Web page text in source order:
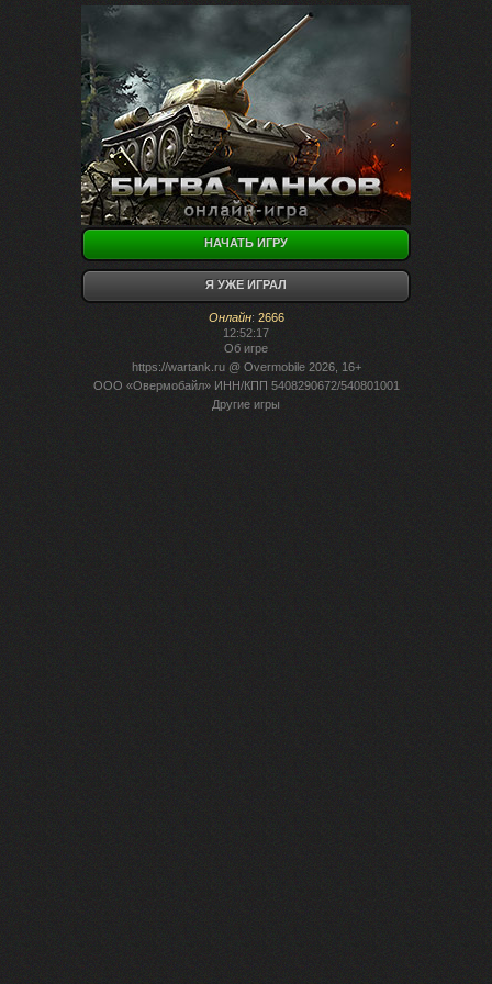
НАЧАТЬ ИГРУ
Я УЖЕ ИГРАЛ
Онлайн: 2666
12:52:17
Об игре
https://wartank.ru@ Overmobile 2026, 16+
ООО «Овермобайл» ИНН/КПП 5408290672/540801001
Другие игры